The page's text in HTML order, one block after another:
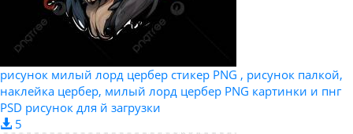
рисунок милый лорд цербер стикер PNG , рисунок палкой,
наклейка цербер, милый лорд цербер PNG картинки и пнг
PSD рисунок для й загрузки
5